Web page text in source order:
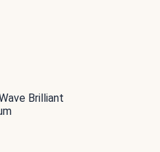
Brilliant